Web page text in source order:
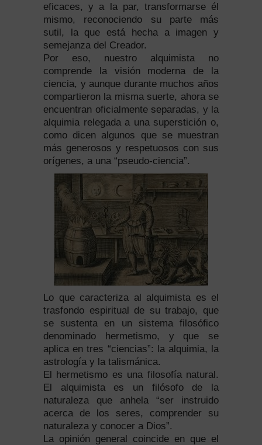
eficaces, y a la par, transformarse él
mismo, reconociendo su parte más
sutil, la que está hecha a imagen y
semejanza del Creador.
Por eso, nuestro alquimista no
comprende la visión moderna de la
ciencia, y aunque durante muchos años
compartieron la misma suerte, ahora se
encuentran oficialmente separadas, y la
alquimia relegada a una superstición o,
como dicen algunos que se muestran
más generosos y respetuosos con sus
orígenes, a una “pseudo-ciencia”.
Lo que caracteriza al alquimista es el
trasfondo espiritual de su trabajo, que
se sustenta en un sistema filosófico
denominado hermetismo, y que se
aplica en tres “ciencias”: la alquimia, la
astrología y la talismánica.
El hermetismo es una filosofía natural.
El alquimista es un filósofo de la
naturaleza que anhela “ser instruido
acerca de los seres, comprender su
naturaleza y conocer a Dios”.
La opinión general coincide en que el